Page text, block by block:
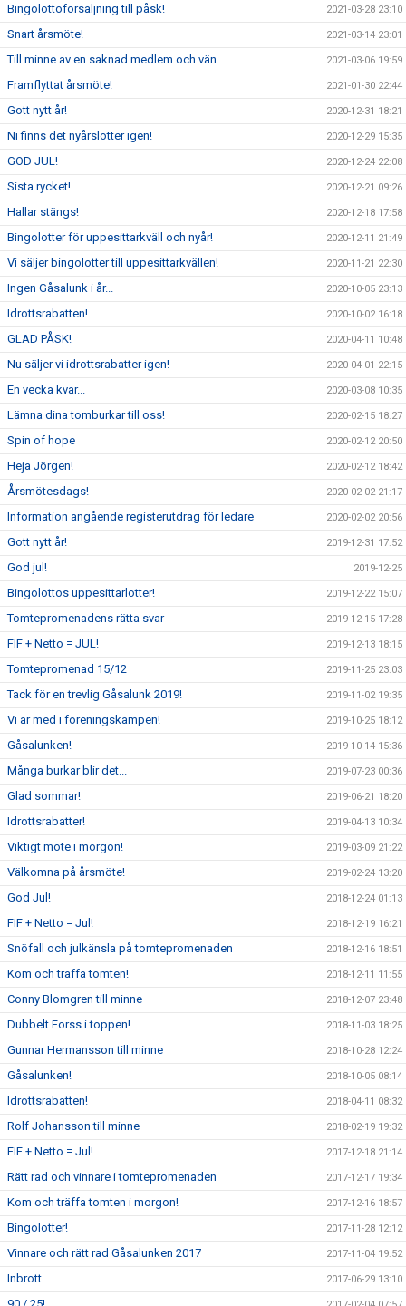
Bingolottoförsäljning till påsk! 2021-03-28 23:10
Snart årsmöte! 2021-03-14 23:01
Till minne av en saknad medlem och vän 2021-03-06 19:59
Framflyttat årsmöte! 2021-01-30 22:44
Gott nytt år! 2020-12-31 18:21
Ni finns det nyårslotter igen! 2020-12-29 15:35
GOD JUL! 2020-12-24 22:08
Sista rycket! 2020-12-21 09:26
Hallar stängs! 2020-12-18 17:58
Bingolotter för uppesittarkväll och nyår! 2020-12-11 21:49
Vi säljer bingolotter till uppesittarkvällen! 2020-11-21 22:30
Ingen Gåsalunk i år... 2020-10-05 23:13
Idrottsrabatten! 2020-10-02 16:18
GLAD PÅSK! 2020-04-11 10:48
Nu säljer vi idrottsrabatter igen! 2020-04-01 22:15
En vecka kvar... 2020-03-08 10:35
Lämna dina tomburkar till oss! 2020-02-15 18:27
Spin of hope 2020-02-12 20:50
Heja Jörgen! 2020-02-12 18:42
Årsmötesdags! 2020-02-02 21:17
Information angående registerutdrag för ledare 2020-02-02 20:56
Gott nytt år! 2019-12-31 17:52
God jul! 2019-12-25
Bingolottos uppesittarlotter! 2019-12-22 15:07
Tomtepromenadens rätta svar 2019-12-15 17:28
FIF + Netto = JUL! 2019-12-13 18:15
Tomtepromenad 15/12 2019-11-25 23:03
Tack för en trevlig Gåsalunk 2019! 2019-11-02 19:35
Vi är med i föreningskampen! 2019-10-25 18:12
Gåsalunken! 2019-10-14 15:36
Många burkar blir det... 2019-07-23 00:36
Glad sommar! 2019-06-21 18:20
Idrottsrabatter! 2019-04-13 10:34
Viktigt möte i morgon! 2019-03-09 21:22
Välkomna på årsmöte! 2019-02-24 13:20
God Jul! 2018-12-24 01:13
FIF + Netto = Jul! 2018-12-19 16:21
Snöfall och julkänsla på tomtepromenaden 2018-12-16 18:51
Kom och träffa tomten! 2018-12-11 11:55
Conny Blomgren till minne 2018-12-07 23:48
Dubbelt Forss i toppen! 2018-11-03 18:25
Gunnar Hermansson till minne 2018-10-28 12:24
Gåsalunken! 2018-10-05 08:14
Idrottsrabatten! 2018-04-11 08:32
Rolf Johansson till minne 2018-02-19 19:32
FIF + Netto = Jul! 2017-12-18 21:14
Rätt rad och vinnare i tomtepromenaden 2017-12-17 19:34
Kom och träffa tomten i morgon! 2017-12-16 18:57
Bingolotter! 2017-11-28 12:12
Vinnare och rätt rad Gåsalunken 2017 2017-11-04 19:52
Inbrott... 2017-06-29 13:10